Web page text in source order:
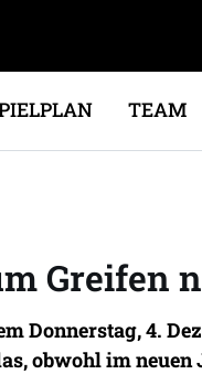
TEAM
Greifen
Donnerstag, 4.
obwohl im